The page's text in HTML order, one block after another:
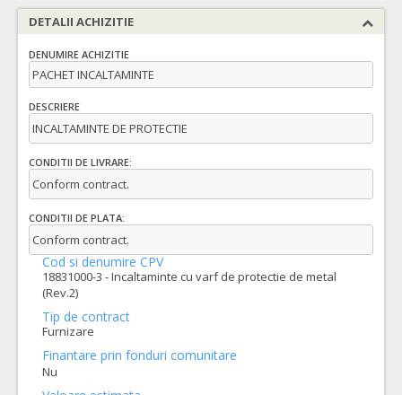
DETALII ACHIZITIE
DENUMIRE ACHIZITIE
PACHET INCALTAMINTE
DESCRIERE
INCALTAMINTE DE PROTECTIE
CONDITII DE LIVRARE:
Conform contract.
CONDITII DE PLATA:
Conform contract.
Cod si denumire CPV
18831000-3 - Incaltaminte cu varf de protectie de metal
(Rev.2)
Tip de contract
Furnizare
Finantare prin fonduri comunitare
Nu